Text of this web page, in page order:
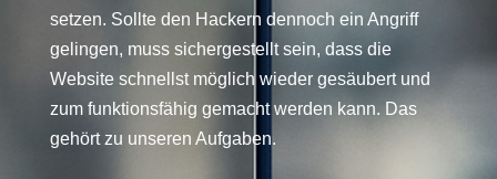
setzen. Sollte den Hackern dennoch ein Angriff
gelingen, muss sichergestellt sein, dass die
Website schnellst möglich wieder gesäubert und
zum funktionsfähig gemacht werden kann. Das
gehört zu unseren Aufgaben.